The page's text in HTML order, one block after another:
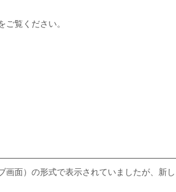
覧ください。
面）の形式で表示されていましたが、新し